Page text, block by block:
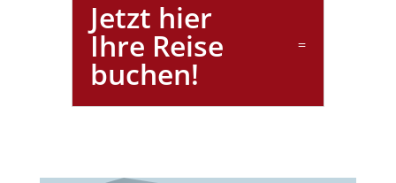
Jetzt hier
Ihre Reise
buchen!